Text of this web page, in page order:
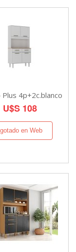
4p+2c.blanco
U$S 108
en Web